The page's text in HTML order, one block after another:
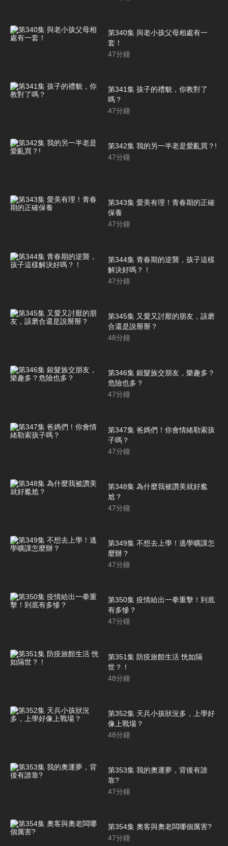
第340集 與老小孩父母相處有一
套！
47分鐘
第341集 孩子的禮貌，你教對了
嗎？
47分鐘
第342集 我的另一半老是愛亂買？!
47分鐘
第343集 愛美有理！青春期的正確
保養
47分鐘
第344集 青春期的逆襲，孩子這樣
解決好嗎？！
47分鐘
第345集 又愛又討厭的朋友，該磨
合還是說掰掰？
48分鐘
第346集 銀髮族交朋友，樂趣多？
危險也多？
47分鐘
第347集 爸媽們！你會情緒勒索孩
子嗎？
47分鐘
第348集 為什麼我被讚美就好尷
尬？
47分鐘
第349集 不想去上學！逃學曠課怎
麼辦？
47分鐘
第350集 疫情給出一拳重擊！到底
有多慘？
47分鐘
第351集 防疫旅館生活 恍如隔
世？！
48分鐘
第352集 天兵小孩狀況多，上學好
像上戰場？
48分鐘
第353集 我的奧運夢，背後有誰
靠?
47分鐘
第354集 奧客與奧老闆哪個厲害?
47分鐘